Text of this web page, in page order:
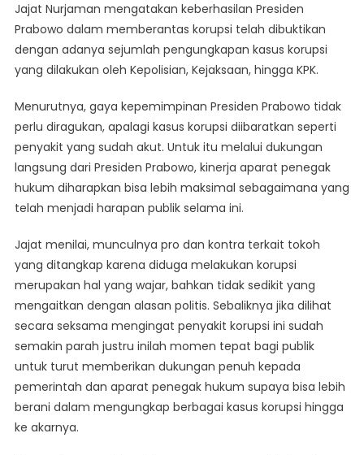
Jajat Nurjaman mengatakan keberhasilan Presiden
Prabowo dalam memberantas korupsi telah dibuktikan
dengan adanya sejumlah pengungkapan kasus korupsi
yang dilakukan oleh Kepolisian, Kejaksaan, hingga KPK.
Menurutnya, gaya kepemimpinan Presiden Prabowo tidak
perlu diragukan, apalagi kasus korupsi diibaratkan seperti
penyakit yang sudah akut. Untuk itu melalui dukungan
langsung dari Presiden Prabowo, kinerja aparat penegak
hukum diharapkan bisa lebih maksimal sebagaimana yang
telah menjadi harapan publik selama ini.
Jajat menilai, munculnya pro dan kontra terkait tokoh
yang ditangkap karena diduga melakukan korupsi
merupakan hal yang wajar, bahkan tidak sedikit yang
mengaitkan dengan alasan politis. Sebaliknya jika dilihat
secara seksama mengingat penyakit korupsi ini sudah
semakin parah justru inilah momen tepat bagi publik
untuk turut memberikan dukungan penuh kepada
pemerintah dan aparat penegak hukum supaya bisa lebih
berani dalam mengungkap berbagai kasus korupsi hingga
ke akarnya.